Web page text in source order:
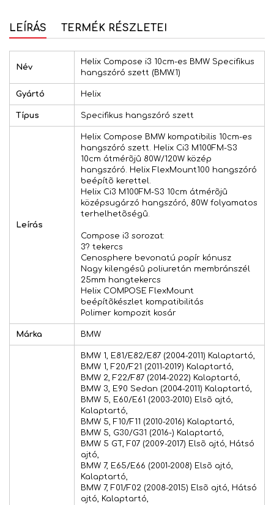
LEÍRÁS TERMÉK RÉSZLETEI
Név
Helix Compose i3 10cm-es BMW Specifikus
hangszóró szett (BMW.1)
Gyártó Helix
Típus Specifikus hangszóró szett
Leírás
Helix Compose BMW kompatibilis 10cm-es
hangszóró szett. Helix Ci3 M100FM-S3
10cm átmérõjû 80W/120W közép
hangszóró. Helix FlexMount100 hangszóró
beépítõ kerettel.
Helix Ci3 M100FM-S3 10cm átmérõjû
középsugárzó hangszóró, 80W folyamatos
terhelhetõségû.
Compose i3 sorozat:
3? tekercs
Cenosphere bevonatú papír kónusz
Nagy kilengésû poliuretán membránszél
25mm hangtekercs
Helix COMPOSE FlexMount
beépítõkészlet kompatibilitás
Polimer kompozit kosár
Márka BMW
BMW 1, E81/E82/E87 (2004-2011) Kalaptartó,
BMW 1, F20/F21 (2011-2019) Kalaptartó,
BMW 2, F22/F87 (2014-2022) Kalaptartó,
BMW 3, E90 Sedan (2004-2011) Kalaptartó,
BMW 5, E60/E61 (2003-2010) Elsõ ajtó,
Kalaptartó,
BMW 5, F10/F11 (2010-2016) Kalaptartó,
BMW 5, G30/G31 (2016-) Kalaptartó,
BMW 5 GT, F07 (2009-2017) Elsõ ajtó, Hátsó
ajtó,
BMW 7, E65/E66 (2001-2008) Elsõ ajtó,
Kalaptartó,
BMW 7, F01/F02 (2008-2015) Elsõ ajtó, Hátsó
ajtó, Kalaptartó,